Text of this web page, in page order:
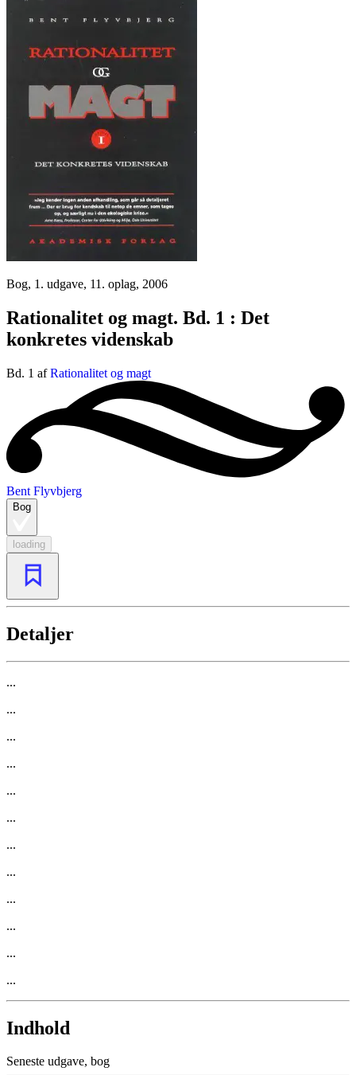
Bog, 1. udgave, 11. oplag, 2006
Rationalitet og magt. Bd. 1 : Det
konkretes videnskab
Bd. 1 afRationalitet og magt
Bent Flyvbjerg
Bog
loading
Detaljer
...
...
...
...
...
...
...
...
...
...
...
...
Indhold
Seneste udgave, bog